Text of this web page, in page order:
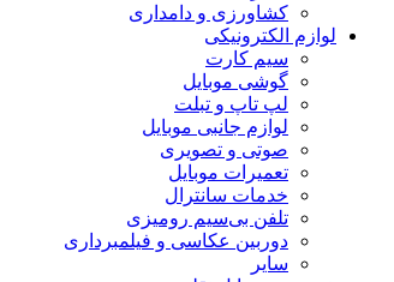
کشاورزی و دامداری
لوازم الکترونیکی
سیم کارت
گوشی موبایل
لپ تاپ و تبلت
لوازم جانبی موبایل
صوتی و تصویری
تعمیرات موبایل
خدمات سانترال
تلفن بی‌سیم رومیزی
دوربین عکاسی و فیلمبرداری
سایر